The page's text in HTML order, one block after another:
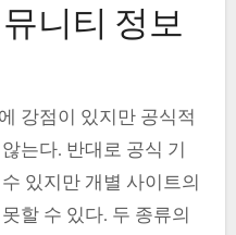
니티 정보
강점이 있지만 공식적
는다. 반대로 공식 기
있지만 개별 사이트의
할 수 있다. 두 종류의